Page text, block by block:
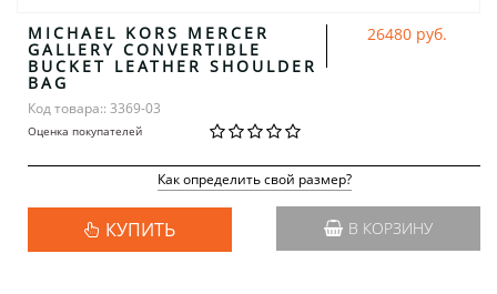
MICHAEL KORS MERCER
GALLERY CONVERTIBLE
BUCKET LEATHER SHOULDER
BAG
Код товара:: 3369-03
Оценка покупателей
26480 руб.
Как определить свой размер?
КУПИТЬ В КОРЗИНУ